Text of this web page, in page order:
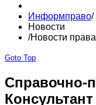
Информправо/
Новости
/Новости права
Goto Top
Справочно-